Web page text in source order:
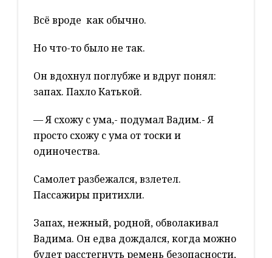
Всё вроде как обычно.
Но что-то было не так.
Он вдохнул поглубже и вдруг понял:
запах. Пахло Катькой.
— Я схожу с ума,- подумал Вадим.- Я
просто схожу с ума от тоски и
одиночества.
Самолет разбежался, взлетел.
Пассажиры притихли.
Запах, нежный, родной, обволакивал
Вадима. Он едва дождался, когда можно
будет расстегнуть ремень безопасности,